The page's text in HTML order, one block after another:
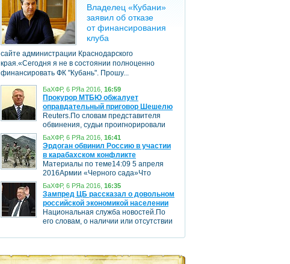
Владелец «Кубани»
заявил об отказе
от финансирования
клуба
сайте администрации Краснодарского
края.«Сегодня я не в состоянии полноценно
финансировать ФК "Кубань". Прошу...
БаХФР, 6 РЯа 2016, 16:59
Прокурор МТБЮ обжалует
оправдательный приговор Шешелю
Reuters.По словам представителя
обвинения, судьи проигнорировали
множество доказательств против
Шешеля, а...
БаХФР, 6 РЯа 2016, 16:41
Эрдоган обвинил Россию в участии
в карабахском конфликте
Материалы по теме14:09 5 апреля
2016Армии «Черного сада»Что
Армения и Азербайджан могут
выставить...
БаХФР, 6 РЯа 2016, 16:35
Зампред ЦБ рассказал о довольном
российской экономикой населении
Национальная служба новостей.По
его словам, о наличии или отсутствии
настроению...